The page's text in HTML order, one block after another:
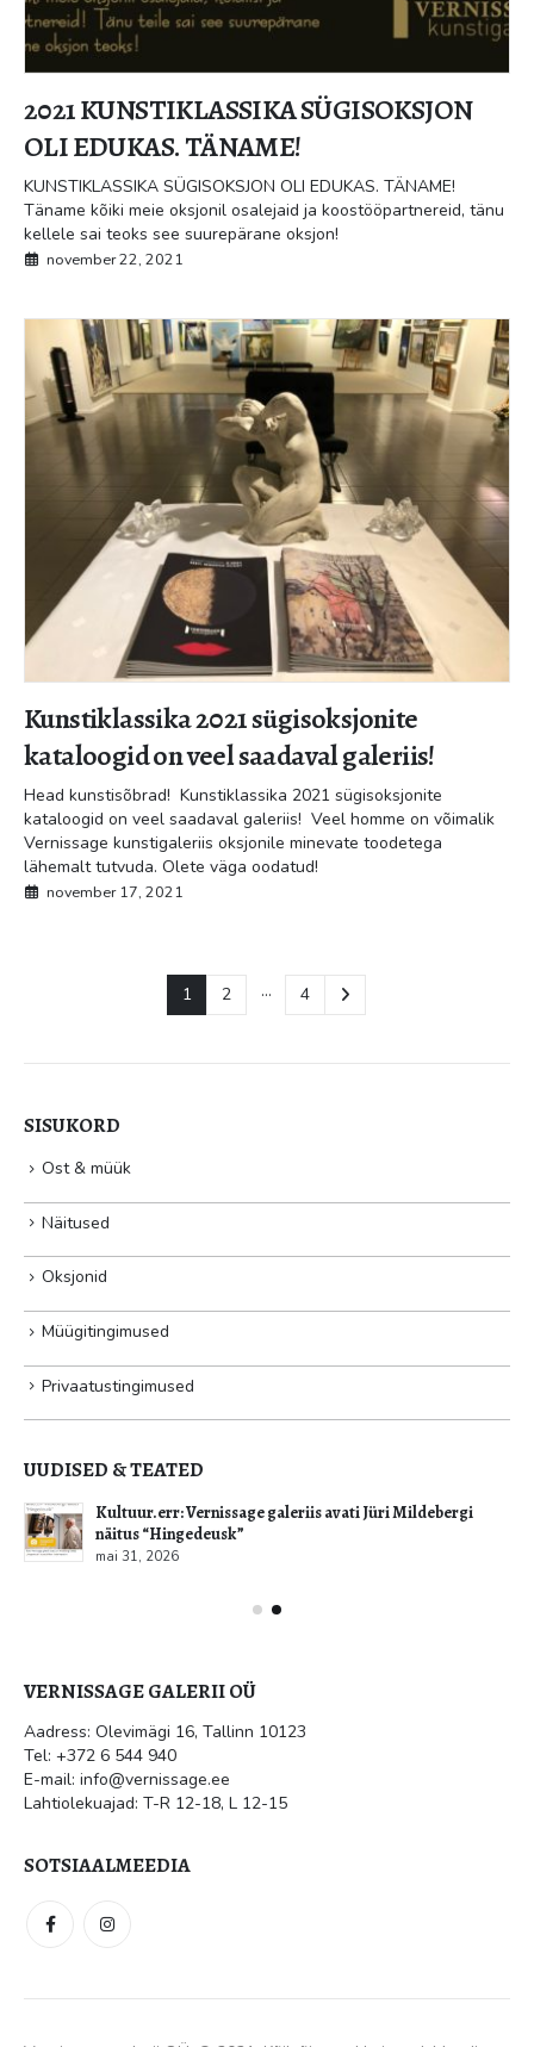
2021 KUNSTIKLASSIKA SÜGISOKSJON
OLI EDUKAS. TÄNAME!
KUNSTIKLASSIKA SÜGISOKSJON OLI EDUKAS. TÄNAME!
Täname kõiki meie oksjonil osalejaid ja koostööpartnereid, tänu
kellele sai teoks see suurepärane oksjon!
november 22, 2021
Kunstiklassika 2021 sügisoksjonite
kataloogid on veel saadaval galeriis!
Head kunstisõbrad! Kunstiklassika 2021 sügisoksjonite
kataloogid on veel saadaval galeriis! Veel homme on võimalik
Vernissage kunstigaleriis oksjonile minevate toodetega
lähemalt tutvuda. Olete väga oodatud!
november 17, 2021
1 2 … 4
SISUKORD
Ost & müük
Näitused
Oksjonid
Müügitingimused
Privaatustingimused
UUDISED & TEATED
Kultuur.err: Vernissage galeriis avati Jüri Mildebergi
näitus “Hingedeusk”
mai 31, 2026
VERNISSAGE GALERII OÜ
Aadress: Olevimägi 16, Tallinn 10123
Tel: +372 6 544 940
E-mail: info@vernissage.ee
Lahtiolekuajad: T-R 12-18, L 12-15
SOTSIAALMEEDIA